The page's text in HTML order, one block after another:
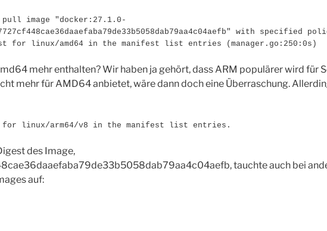
image "docker:27.1.0-
with specified
for linux/amd64 in the manifest list entries (manager.go:250:0s)
mehr enthalten? Wir haben ja gehört, dass ARM populärer wird für
mehr für AMD64 anbietet, wäre dann doch eine Überraschung.
for linux/arm64/v8 in the manifest list entries.
des Image,
tauchte auch bei
auf: